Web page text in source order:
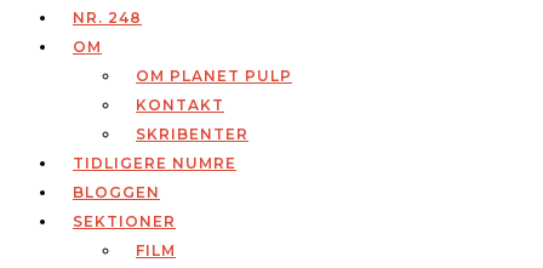
NR. 248
OM
OM PLANET PULP
KONTAKT
SKRIBENTER
TIDLIGERE NUMRE
BLOGGEN
SEKTIONER
FILM